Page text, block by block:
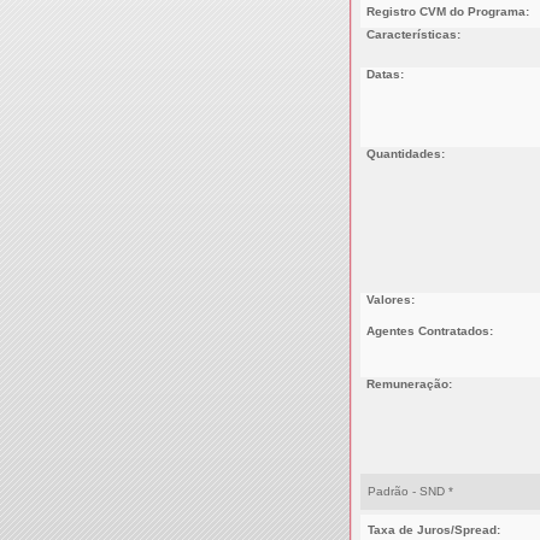
Registro CVM do Programa:
Características:
Datas:
Quantidades:
Valores:
Agentes Contratados:
Remuneração:
Padrão - SND *
Taxa de Juros/Spread: